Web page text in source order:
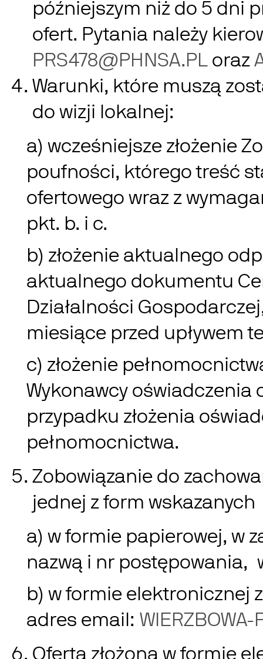
późniejszym niż do 5 dni
ofert. Pytania należy
PRS478@PHNSA.PL oraz
Warunki, które muszą
do wizji lokalnej:
a) wcześniejsze złożenie
poufności, którego treść
ofertowego wraz z
pkt. b. i c.
b) złożenie aktualnego
aktualnego dokumentu
Działalności
miesiące przed upływem
c) złożenie
Wykonawcy oświadczenia
przypadku złożenia
pełnomocnictwa.
Zobowiązanie do
jednej z form wskazanych
a) w formie papierowej, w
nazwą i nr postępowania,
b) w formie elektronicznej
adres email:
Oferta złożona w formie